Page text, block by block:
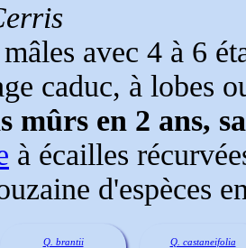
avec 4 à 6
caduc, à lobes
mûrs en 2 ans,
à écailles
d'espèces
Q. brantii Q. castaneifolia